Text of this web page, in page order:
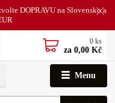
DOPRAVU na Slovensko a
Menu
0ks
za 0,00 Kč